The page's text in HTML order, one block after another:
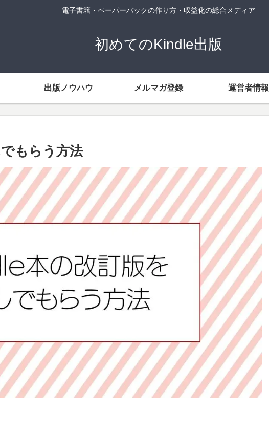
電子書籍・ペーパーバックの作り方・収益化の総合メディア
初めてのKindle出版
出版ノウハウ メルマガ登録 運営者情報
もらう方法